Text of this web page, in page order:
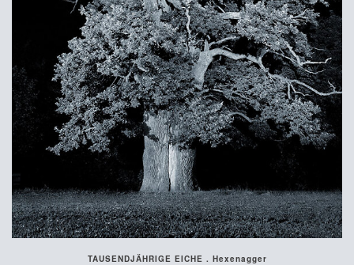
TAUSENDJÄHRIGE EICHE . Hexenagger